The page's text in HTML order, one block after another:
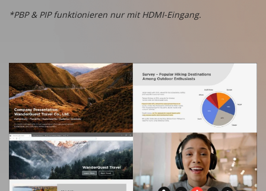
*PBP & PIP funktionieren nur mit HDMI-Eingang.